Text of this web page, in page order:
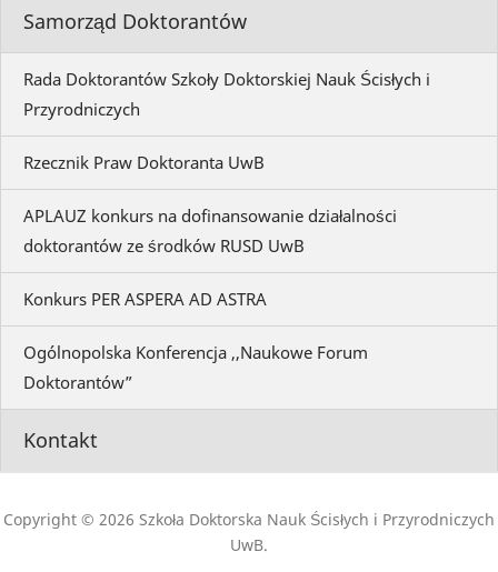
Samorząd Doktorantów
Rada Doktorantów Szkoły Doktorskiej Nauk Ścisłych i
Przyrodniczych
Rzecznik Praw Doktoranta UwB
APLAUZ konkurs na dofinansowanie działalności
doktorantów ze środków RUSD UwB
Konkurs PER ASPERA AD ASTRA
Ogólnopolska Konferencja ,,Naukowe Forum
Doktorantów”
Kontakt
Copyright © 2026 Szkoła Doktorska Nauk Ścisłych i Przyrodniczych
UwB.